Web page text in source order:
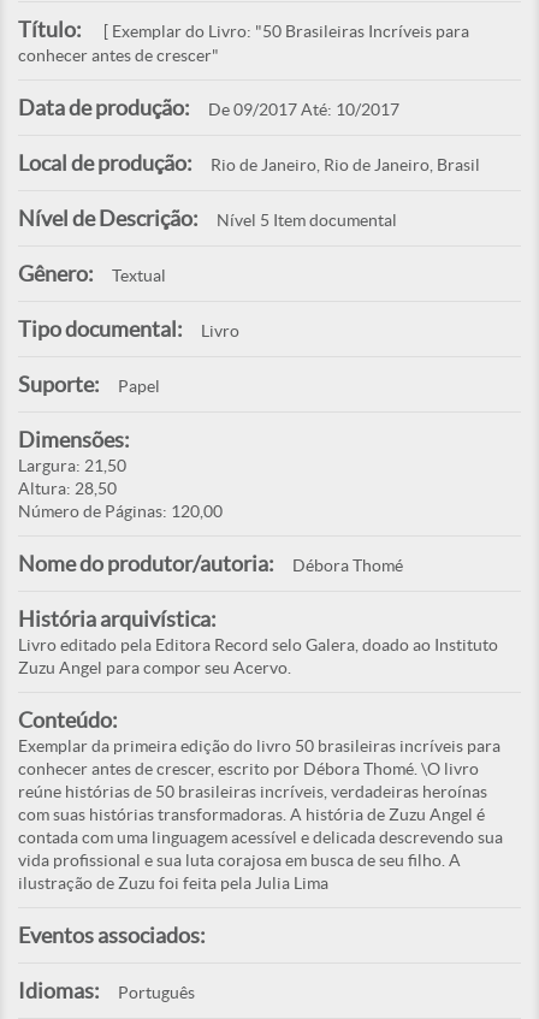
Título:
[ Exemplar do Livro: "50 Brasileiras Incríveis para
conhecer antes de crescer"
Data de produção: De 09/2017 Até: 10/2017
Local de produção: Rio de Janeiro, Rio de Janeiro, Brasil
Nível de Descrição: Nível 5 Item documental
Gênero: Textual
Tipo documental: Livro
Suporte: Papel
Dimensões:
Largura: 21,50
Altura: 28,50
Número de Páginas: 120,00
Nome do produtor/autoria: Débora Thomé
História arquivística:
Livro editado pela Editora Record selo Galera, doado ao Instituto
Zuzu Angel para compor seu Acervo.
Conteúdo:
Exemplar da primeira edição do livro 50 brasileiras incríveis para
conhecer antes de crescer, escrito por Débora Thomé. \O livro
reúne histórias de 50 brasileiras incríveis, verdadeiras heroínas
com suas histórias transformadoras. A história de Zuzu Angel é
contada com uma linguagem acessível e delicada descrevendo sua
vida profissional e sua luta corajosa em busca de seu filho. A
ilustração de Zuzu foi feita pela Julia Lima
Eventos associados:
Idiomas: Português